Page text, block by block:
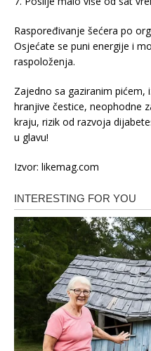
Raspoređivanje šećera po
Osjećate se puni energije i
raspoloženja.
Zajedno sa gaziranim pićem,
hranjive čestice, neophodne
kraju, rizik od razvoja
u glavu!
Izvor: likemag.com